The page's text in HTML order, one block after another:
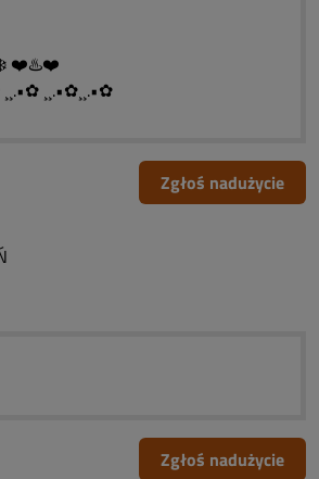
❤️♨️❤️
¸¸.•✿¸¸.•✿
Zgłoś nadużycie
Zgłoś nadużycie